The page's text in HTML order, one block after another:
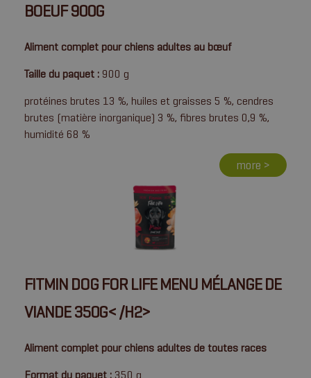
BOEUF 900G
Aliment complet pour chiens adultes au bœuf
Taille du paquet : 900 g
protéines brutes 13 %, huiles et graisses 5 %, cendres
brutes (matière inorganique) 3 %, fibres brutes 0,9 %,
humidité 68 %
more >
FITMIN DOG FOR LIFE MENU MÉLANGE DE
VIANDE 350G< /H2>
Aliment complet pour chiens adultes de toutes races
Format du paquet : 350 g